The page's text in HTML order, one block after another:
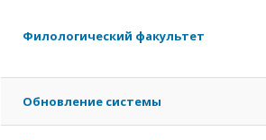
Филологический факультет
Обновление системы